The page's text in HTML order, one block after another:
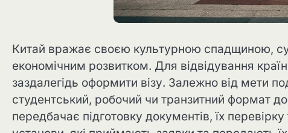
Китай вражає своєю культурною спадщиною,
економічним розвитком. Для відвідування
заздалегідь оформити візу. Залежно від мети
студентський, робочий чи транзитний формат
передбачає підготовку документів, їх